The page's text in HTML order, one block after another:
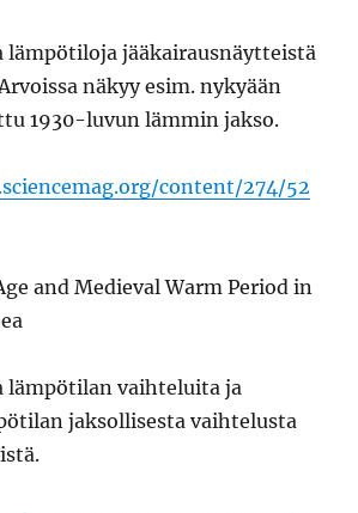
jääkairausnäytteistä
näkyy esim. nykyään
1930-luvun lämmin jakso.
content/274/52
and Medieval Warm Period in
lämpötilan vaihteluita ja
jaksollisesta vaihtelusta